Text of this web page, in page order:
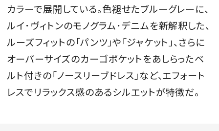
カラーで展開している。色褪せたブルーグレーに、
ルイ･ヴィトンのモノグラム･デニムを新解釈した、
ルーズフィットの「パンツ」や「ジャケット」、さらに
オーバーサイズのカーゴポケットをあしらったベ
ルト付きの「ノースリーブドレス」など、エフォート
レスでリラックス感のあるシルエットが特徴だ。